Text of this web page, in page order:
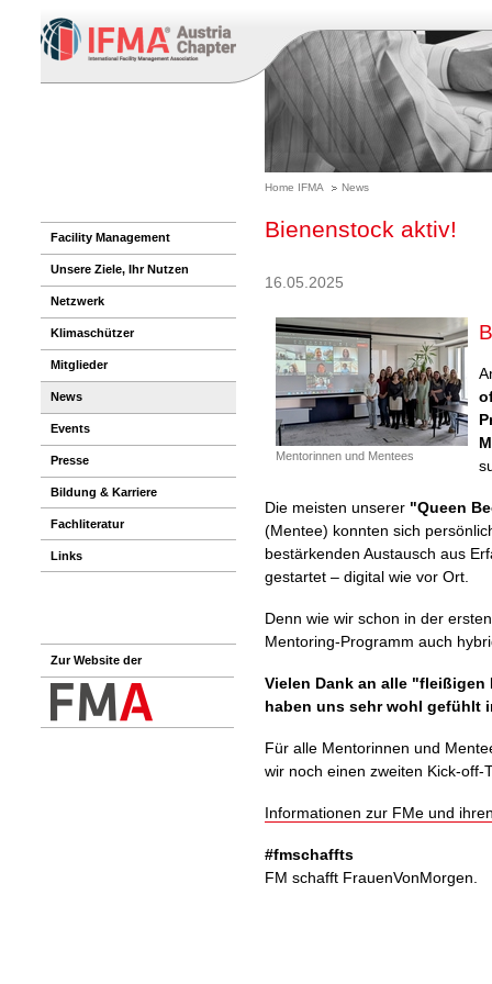
Home IFMA News
Facility Management
Unsere Ziele, Ihr Nutzen
Netzwerk
Klimaschützer
Mitglieder
News
Events
Presse
Bildung & Karriere
Fachliteratur
Links
Zur Website der
Bienenstock aktiv!
16.05.2025
Mentorinnen und Mentees
Die meisten unserer "Queen
(Mentee) konnten sich
bestärkenden Austausch aus
gestartet – digital wie vor Ort.
Denn wie wir schon in der
Mentoring-Programm auch
Vielen Dank an alle "fleißigen
haben uns sehr wohl gefühlt
Für alle Mentorinnen und
wir noch einen zweiten Kick-off-
Informationen zur FMe und
#fmschaffts
FM schafft FrauenVonMorgen.